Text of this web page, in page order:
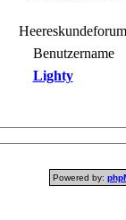
Benutzername
Lighty
Powered by: